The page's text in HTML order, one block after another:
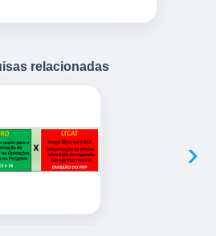
relacionadas
›